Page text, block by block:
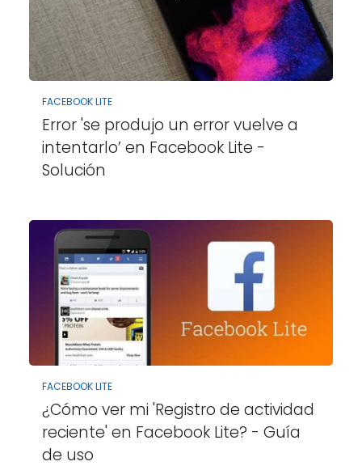
FACEBOOK LITE
Error 'se produjo un error vuelve a
intentarlo’ en Facebook Lite -
Solución
FACEBOOK LITE
¿Cómo ver mi 'Registro de actividad
reciente' en Facebook Lite? - Guía
de uso